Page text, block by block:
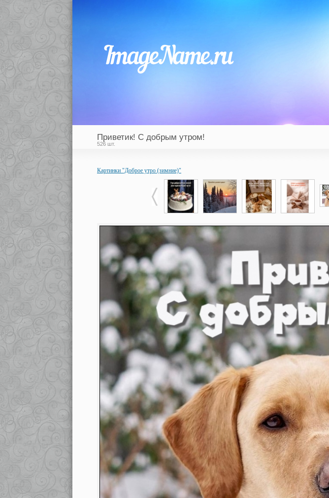
Приветик! С добрым утром!
526 шт.
Картинки "Доброе утро (зимние)"